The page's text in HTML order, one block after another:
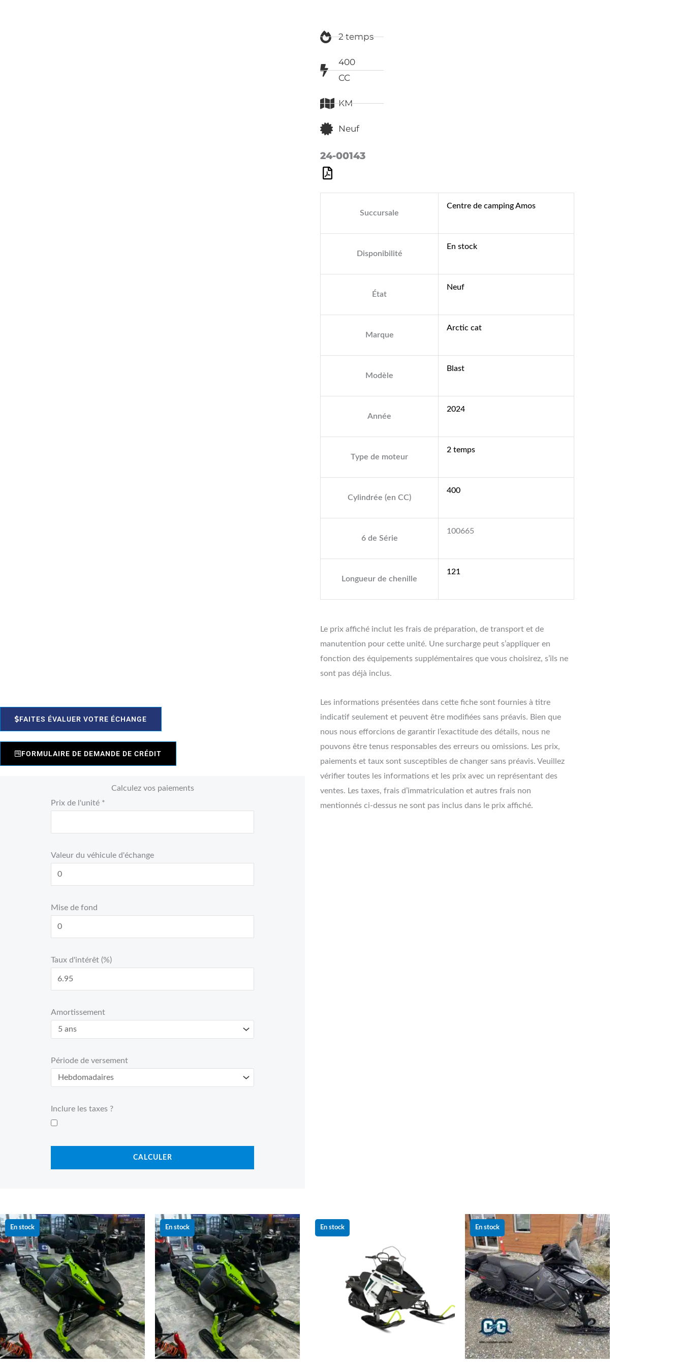
FAITES ÉVALUER VOTRE ÉCHANGE
FORMULAIRE DE DEMANDE DE CRÉDIT
Calculez vos paiements
Prix de l'unité *
Valeur du véhicule d'échange
Mise de fond
Taux d'intérêt (%)
Amortissement
Période de versement
Inclure les taxes ?
CALCULER
2 temps
400
CC
KM
Neuf
24-00143
Succursale
Centre de camping Amos
Disponibilité
En stock
État
Neuf
Marque
Arctic cat
Modèle
Blast
Année
2024
Type de moteur
2 temps
Cylindrée (en CC)
400
6 de Série
100665
Longueur de chenille
121
Le prix affiché inclut les frais de préparation, de transport et de
manutention pour cette unité. Une surcharge peut s’appliquer en
fonction des équipements supplémentaires que vous choisirez, s’ils ne
sont pas déjà inclus.
Les informations présentées dans cette fiche sont fournies à titre
indicatif seulement et peuvent être modifiées sans préavis. Bien que
nous nous efforcions de garantir l’exactitude des détails, nous ne
pouvons être tenus responsables des erreurs ou omissions. Les prix,
paiements et taux sont susceptibles de changer sans préavis. Veuillez
vérifier toutes les informations et les prix avec un représentant des
ventes. Les taxes, frais d’immatriculation et autres frais non
mentionnés ci-dessus ne sont pas inclus dans le prix affiché.
En stock
Le
prix
initial
était :
21 099.00 $.
Le
prix
actuel
est :
17 499.00 $.
En stock
Le
prix
initial
était :
21 099.00 $.
Le
prix
actuel
est :
18 499.00 $.
En stock
14 439.00 $.
est :
11 999.00 $.
En stock
Le
prix
initial
était :
16 999.00 $.
prix
actuel
est :
10 999.00 $.